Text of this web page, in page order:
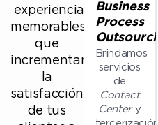
experiencias
memorables
que
incrementan
la
satisfacción
de tus
Business
Process
Brindamos
servicios
de
Contact
Centery
tercerización